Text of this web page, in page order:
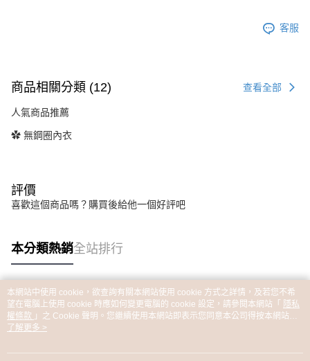
客服
商品相關分類 (12) 查看全部
人氣商品推薦
✿ 無鋼圈內衣
評價
喜歡這個商品嗎？購買後給他一個好評吧
本分類熱銷全站排行
熱門標籤
本網站中使用 cookie，欲查詢有關本網站使用 cookie 方式之詳情，及若您不希
望在電腦上使用 cookie 時應如何變更電腦的 cookie 設定，請參閱本網站「 隱私
權條款 」之 Cookie 聲明。您繼續使用本網站即表示您同意本公司得按本網站使
用條款之 Cookie 聲明使用 cookie。
了解更多 >